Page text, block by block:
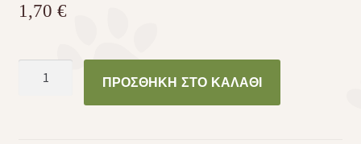
1,70 €
ΠΡΟΣΘΉΚΗ ΣΤΟ ΚΑΛΆΘΙ